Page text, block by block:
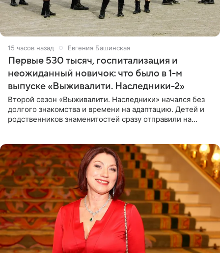
15 часов назад Евгения Башинская
Первые 530 тысяч, госпитализация и
неожиданный новичок: что было в 1-м
выпуске «Выживалити. Наследники-2»
Второй сезон «Выживалити. Наследники» начался без
долгого знакомства и времени на адаптацию. Детей и
родственников знаменитостей сразу отправили на